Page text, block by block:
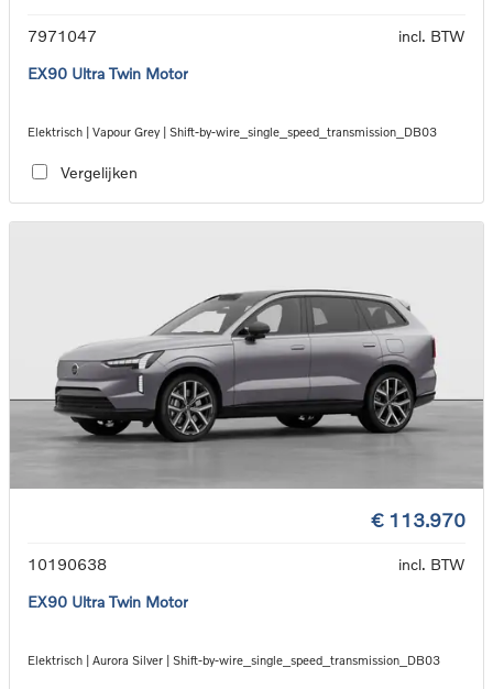
7971047
incl. BTW
EX90 Ultra Twin Motor
Elektrisch | Vapour Grey | Shift-by-wire_single_speed_transmission_DB03
Vergelijken
€ 113.970
10190638
incl. BTW
EX90 Ultra Twin Motor
Elektrisch | Aurora Silver | Shift-by-wire_single_speed_transmission_DB03